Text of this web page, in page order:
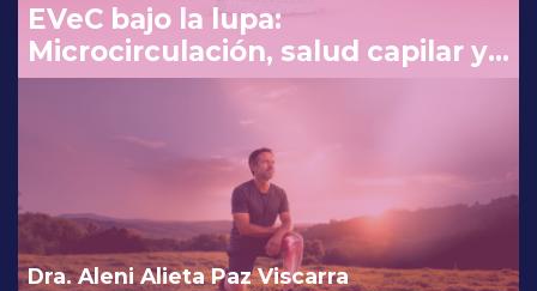
EVeC bajo la lupa:
Microcirculación, salud capilar y
costo beneficio en la consulta
Dra. Aleni Alieta Paz Viscarra